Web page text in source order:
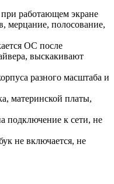
работающем экране
мерцание, полосование,
ОС после
выскакивают
разного масштаба и
материнской платы,
подключение к сети, не
не включается, не